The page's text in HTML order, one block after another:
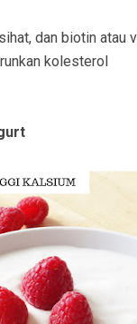
dan biotin atau
kolesterol